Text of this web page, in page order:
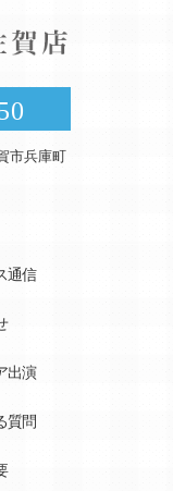
市兵庫町
通信
出演
質問